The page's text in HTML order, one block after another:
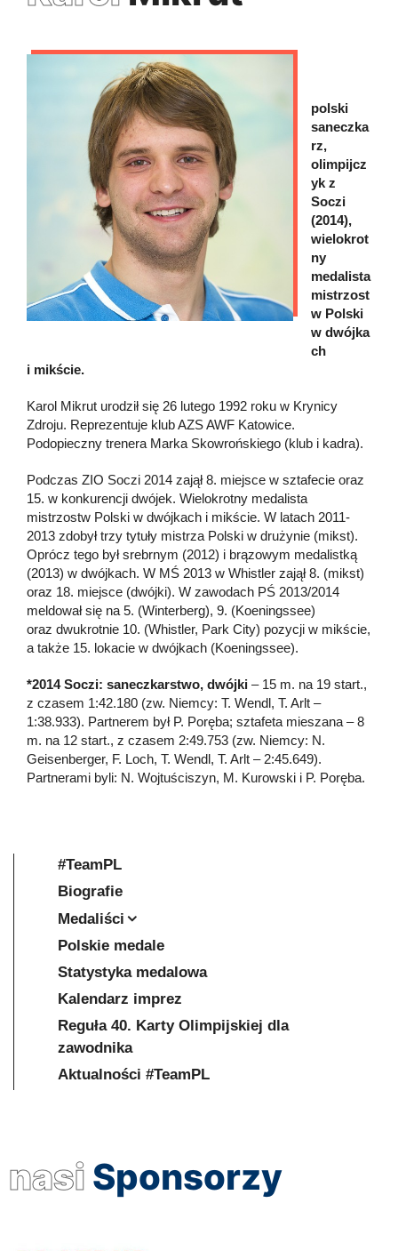
polski
saneczka
rz,
olimpijcz
yk z
Soczi
(2014),
wielokrot
ny
medalista
mistrzost
w Polski
w dwójka
ch
i mikście.
Karol Mikrut urodził się 26 lutego 1992 roku w Krynicy
Zdroju. Reprezentuje klub AZS AWF Katowice.
Podopieczny trenera Marka Skowrońskiego (klub i kadra).
Podczas ZIO Soczi 2014 zajął 8. miejsce w sztafecie oraz
15. w konkurencji dwójek. Wielokrotny medalista
mistrzostw Polski w dwójkach i mikście. W latach 2011-
2013 zdobył trzy tytuły mistrza Polski w drużynie (mikst).
Oprócz tego był srebrnym (2012) i brązowym medalistką
(2013) w dwójkach. W MŚ 2013 w Whistler zajął 8. (mikst)
oraz 18. miejsce (dwójki). W zawodach PŚ 2013/2014
meldował się na 5. (Winterberg), 9. (Koeningssee)
oraz dwukrotnie 10. (Whistler, Park City) pozycji w mikście,
a także 15. lokacie w dwójkach (Koeningssee).
*2014 Soczi: saneczkarstwo, dwójki – 15 m. na 19 start.,
z czasem 1:42.180 (zw. Niemcy: T. Wendl, T. Arlt –
1:38.933). Partnerem był P. Poręba; sztafeta mieszana – 8
m. na 12 start., z czasem 2:49.753 (zw. Niemcy: N.
Geisenberger, F. Loch, T. Wendl, T. Arlt – 2:45.649).
Partnerami byli: N. Wojtuściszyn, M. Kurowski i P. Poręba.
#TeamPL
Biografie
Medaliści
Polskie medale
Statystyka medalowa
Kalendarz imprez
Reguła 40. Karty Olimpijskiej dla
zawodnika
Aktualności #TeamPL
nasi Sponsorzy